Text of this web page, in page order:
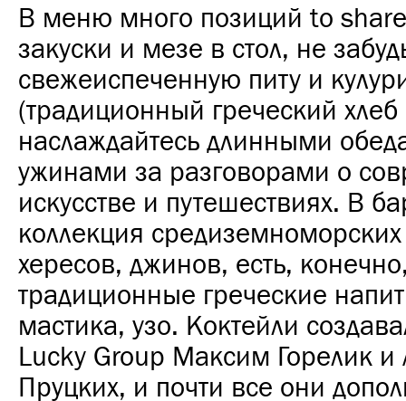
В меню много позиций to
закуски и мезе в стол, не
свежеиспеченную питу и
(традиционный греческий
наслаждайтесь длинными
ужинами за разговорами о
искусстве и путешествиях. В
коллекция
хересов, джинов, есть,
традиционные греческие
мастика, узо. Коктейли
Lucky Group Максим Горелик и
Пруцких, и почти все они